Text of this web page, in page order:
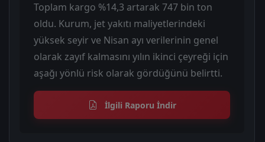
Toplam kargo %14,3 artarak 747 bin ton
oldu. Kurum, jet yakıtı maliyetlerindeki
yüksek seyir ve Nisan ayı verilerinin genel
olarak zayıf kalmasını yılın ikinci çeyreği için
aşağı yönlü risk olarak gördüğünü belirtti.
İlgili Raporu İndir